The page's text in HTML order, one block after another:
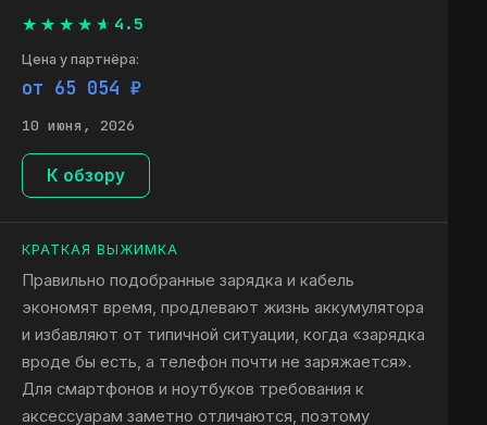
4.5
Цена у партнёра:
от 65 054 ₽
10 июня, 2026
К обзору
КРАТКАЯ ВЫЖИМКА
Правильно подобранные зарядка и кабель
экономят время, продлевают жизнь аккумулятора
и избавляют от типичной ситуации, когда «зарядка
вроде бы есть, а телефон почти не заряжается».
Для смартфонов и ноутбуков требования к
аксессуарам заметно отличаются, поэтому